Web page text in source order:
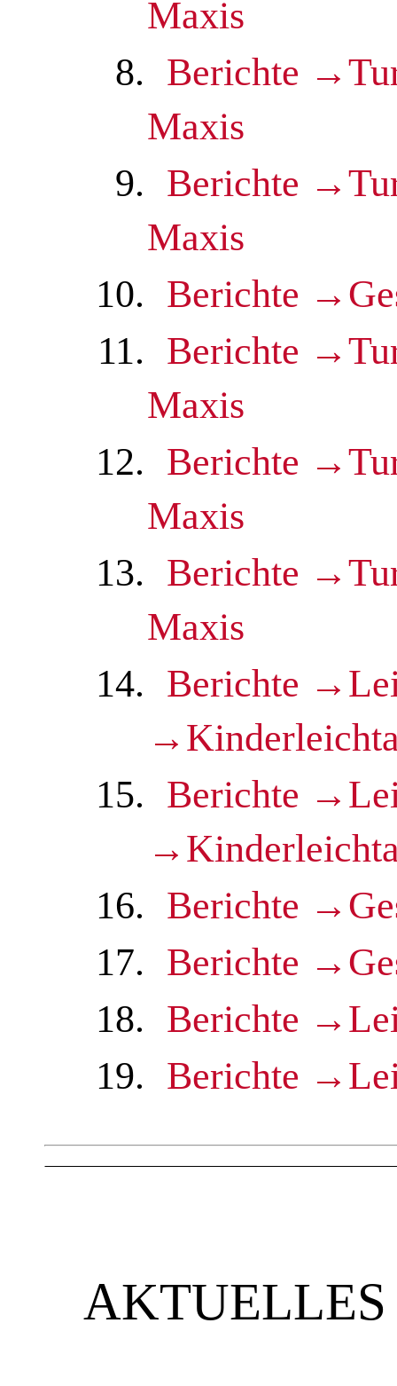
Maxis
8. Berichte
Maxis
9. Berichte
Maxis
10. Berichte
11. Berichte
Maxis
12. Berichte
Maxis
13. Berichte
Maxis
14. Berichte
15. Berichte
16. Berichte
17. Berichte
18. Berichte
19. Berichte